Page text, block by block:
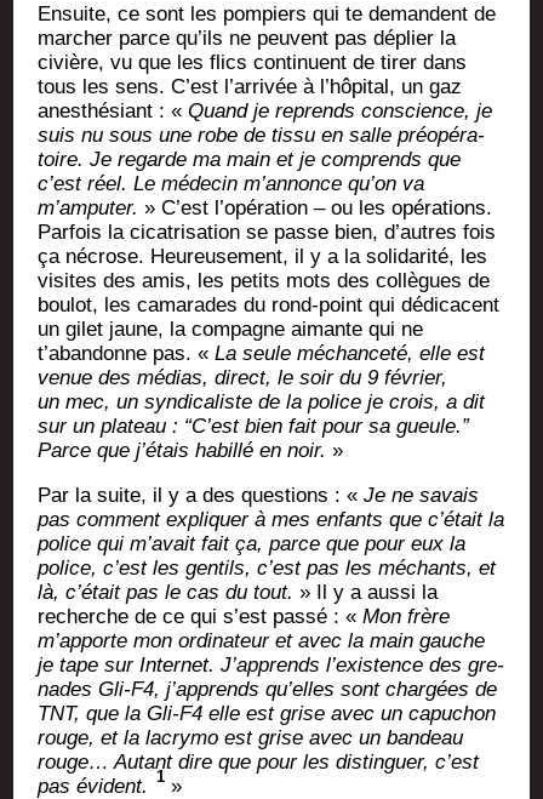
Ensuite, ce sont les pom­piers qui te demandent de
mar­cher parce qu’ils ne peuvent pas déplier la
civière, vu que les flics conti­nuent de tirer dans
tous les sens. C’est l’arrivée à l’hôpital, un gaz
anes­thé­siant : «Quand je reprends conscience, je
suis nu sous une robe de tis­su en salle pré­opé­ra­
toire. Je regarde ma main et je com­prends que
c’est réel. Le méde­cin m’annonce qu’on va
m’amputer. » C’est l’opération – ou les opé­ra­tions.
Par­fois la cica­tri­sa­tion se passe bien, d’autres fois
ça nécrose. Heu­reu­se­ment, il y a la soli­da­ri­té, les
visites des amis, les petits mots des col­lègues de
bou­lot, les cama­rades du rond-point qui dédi­cacent
un gilet jaune, la com­pagne aimante qui ne
t’abandonne pas. «La seule méchan­ce­té, elle est
venue des médias, direct, le soir du 9 février,
un mec, un syn­di­ca­liste de la police je crois, a dit
sur un pla­teau : “C’est bien fait pour sa gueule.”
Parce que j’étais habillé en noir. »
Par la suite, il y a des ques­tions : «Je ne savais
pas com­ment expli­quer à mes enfants que c’était la
police qui m’avait fait ça, parce que pour eux la
police, c’est les gen­tils, c’est pas les méchants, et
là, c’était pas le cas du tout. » Il y a aus­si la
recherche de ce qui s’est pas­sé : «Mon frère
m’apporte mon ordi­na­teur et avec la main gauche
je tape sur Inter­net. J’apprends l’existence des gre­
nades Gli-F4, j’apprends qu’elles sont char­gées de
TNT, que la Gli-F4 elle est grise avec un capu­chon
rouge, et la lacry­mo est grise avec un ban­deau
rouge… Autant dire que pour les dis­tin­guer, c’est
pas évident. 1»